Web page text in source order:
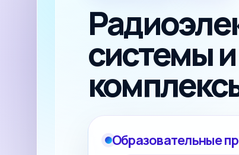
системы и
Образовательные